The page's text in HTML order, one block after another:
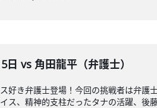
日 vs 角田龍平（弁護士）
好き弁護士登場！今回の挑戦者は弁護
ス、精神的支柱だったタナの活躍、後